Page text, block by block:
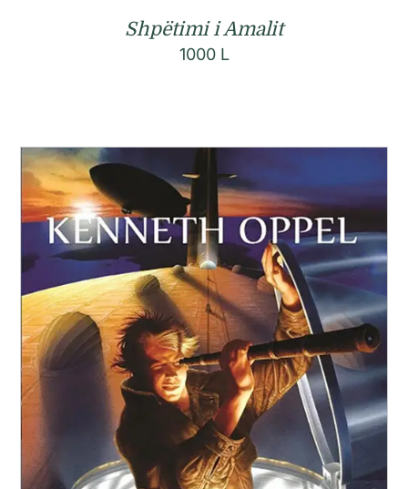
Shpëtimi i Amalit
1000 L